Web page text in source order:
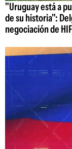
"Uruguay está a
de su historia":
negociación de